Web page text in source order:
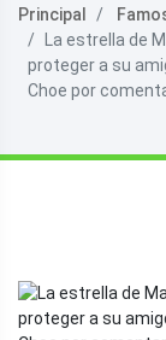
Principal
La estrella de
proteger a su
Choe por